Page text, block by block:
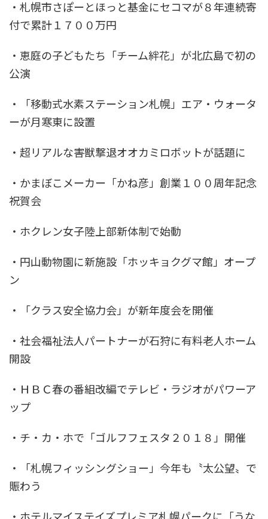
・札幌市さぽーとほっと基金にセコマが８年連続寄
付で累計１７００万円
・恵庭の子どもたち「チーム絆花」が北広島で初の
公演
・「移動式水素ステーション札幌」エア・ウォータ
ーが月寒東に設置
・超リアルな害獣撃退オオカミロボットが話題に
・かまぼこメーカー「かね彦」創業１００周年記念
祝賀会
・ホクレン女子陸上部新体制で始動
・円山動物園に新施設「ホッキョクグマ館」オープ
ン
・「クラス安全協力会」が新年度会を開催
・社会福祉法人パートナーが石狩に有料老人ホーム
開設
・ＨＢＣ春の番組改編でテレビ・ラジオがパワーア
ップ
・チ・カ・ホで「ゴルフフェスタ２０１８」開催
・「札幌フィッシングショー」今年も〝太公望〟で
賑わう